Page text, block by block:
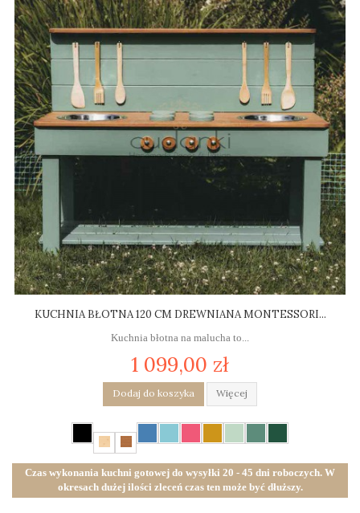
KUCHNIA BŁOTNA 120 CM DREWNIANA MONTESSORI...
Kuchnia błotna na malucha to...
1 099,00 zł
Dodaj do koszyka Więcej
Czas wykonania kuchni gotowej do wysyłki 20 - 45 dni roboczych. W
okresach dużej ilości zleceń czas ten może być dłuższy.